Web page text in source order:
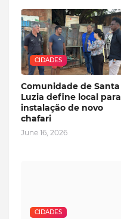
CIDADES
Comunidade de Santa
Luzia define local para
instalação de novo
chafari
June 16, 2026
CIDADES